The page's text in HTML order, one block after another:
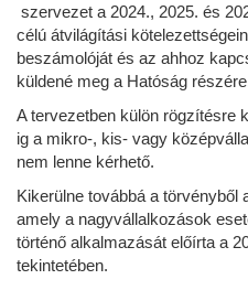
szervezet a 2024., 2025. és
célú átvilágítási
beszámolóját és az ahhoz
küldené meg a Hatóság
A tervezetben külön rögzítésre
ig a mikro-, kis- vagy
nem lenne kérhető.
Kikerülne továbbá a törvényből
amely a nagyvállalkozások
történő alkalmazását előírta a
tekintetében.